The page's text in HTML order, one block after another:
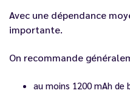
Avec une dépendance
importante.
On recommande
au moins 1200 mAh de